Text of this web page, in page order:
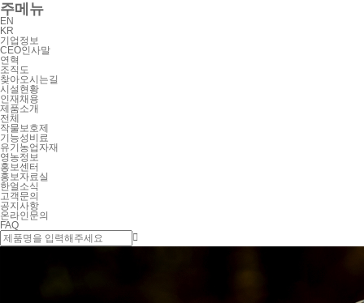
주메뉴
EN
KR
기업정보
CEO인사말
연혁
조직도
찾아오시는길
시설현황
인재채용
제품소개
전체
작물보호제
기능성비료
유기농업자재
영농정보
홍보센터
홍보자료실
한얼소식
고객문의
공지사항
온라인문의
FAQ
